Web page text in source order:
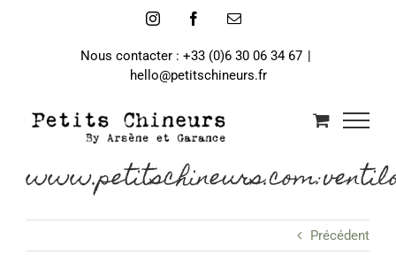
InstagramFacebookEmail
Nous contacter : +33 (0)6 30 06 34 67 |
hello@petitschineurs.fr
Précédent